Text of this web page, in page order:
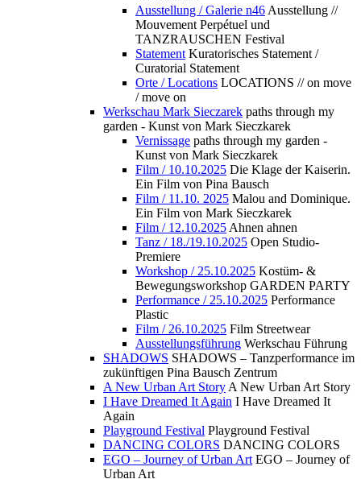
Ausstellung / Galerie n46 Ausstellung //
Mouvement Perpétuel und
TANZRAUSCHEN Festival
Statement Kuratorisches Statement /
Curatorial Statement
Orte / Locations LOCATIONS // on move
/ move on
Werkschau Mark Sieczarek paths through my
garden - Kunst von Mark Sieczkarek
Vernissage paths through my garden -
Kunst von Mark Sieczkarek
Film / 10.10.2025 Die Klage der Kaiserin.
Ein Film von Pina Bausch
Film / 11.10. 2025 Malou and Dominique.
Ein Film von Mark Sieczkarek
Film / 12.10.2025 Ahnen ahnen
Tanz / 18./19.10.2025 Open Studio-
Premiere
Workshop / 25.10.2025 Kostüm- &
Bewegungsworkshop GARDEN PARTY
Performance / 25.10.2025 Performance
Plastic
Film / 26.10.2025 Film Streetwear
Ausstellungsführung Werkschau Führung
SHADOWS SHADOWS – Tanzperformance im
zukünftigen Pina Bausch Zentrum
A New Urban Art Story A New Urban Art Story
I Have Dreamed It Again I Have Dreamed It
Again
Playground Festival Playground Festival
DANCING COLORS DANCING COLORS
EGO – Journey of Urban Art EGO – Journey of
Urban Art